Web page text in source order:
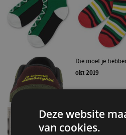
Die moet je
okt 2019
Deze TV of toch
aug 2017
Deze website
van cookies.